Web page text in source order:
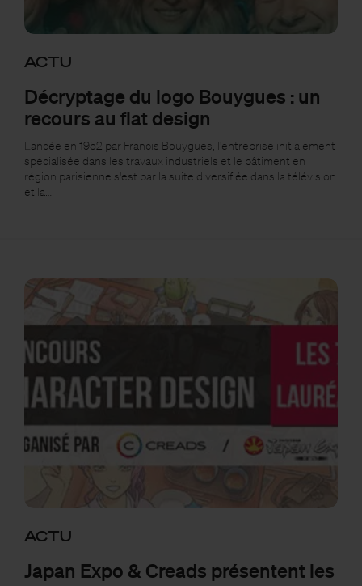
ACTU
Décryptage du logo Bouygues : un
recours au flat design
Lancée en 1952 par Francis Bouygues, l'entreprise initialement
spécialisée dans les travaux industriels et le bâtiment en
région parisienne s'est par la suite diversifiée dans la télévision
et la…
ACTU
Japan Expo & Creads présentent les